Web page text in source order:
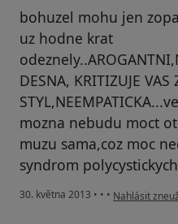
bohuzel mohu jen
uz hodne krat
DESNA, KRITIZUJE VAS
mozna nebudu moct
muzu sama,coz moc
syndrom
30. května 2013 • • • podle názoru
Nahlásit